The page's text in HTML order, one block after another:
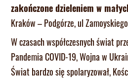
zakończone dzieleniem w
Kraków – Podgórze, ul
W czasach współczesnych świat
Pandemia COVID-19, Wojna w
Świat bardzo się spolaryzował,